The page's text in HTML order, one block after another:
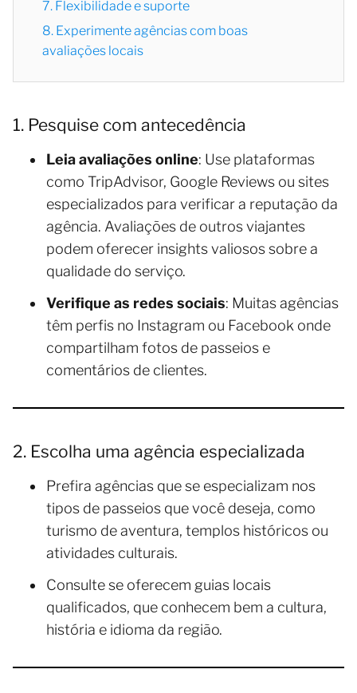
7. Flexibilidade e suporte
8. Experimente agências com boas
avaliações locais
1. Pesquise com antecedência
Leia avaliações online: Use plataformas
como TripAdvisor, Google Reviews ou sites
especializados para verificar a reputação da
agência. Avaliações de outros viajantes
podem oferecer insights valiosos sobre a
qualidade do serviço.
Verifique as redes sociais: Muitas agências
têm perfis no Instagram ou Facebook onde
compartilham fotos de passeios e
comentários de clientes.
2. Escolha uma agência especializada
Prefira agências que se especializam nos
tipos de passeios que você deseja, como
turismo de aventura, templos históricos ou
atividades culturais.
Consulte se oferecem guias locais
qualificados, que conhecem bem a cultura,
história e idioma da região.